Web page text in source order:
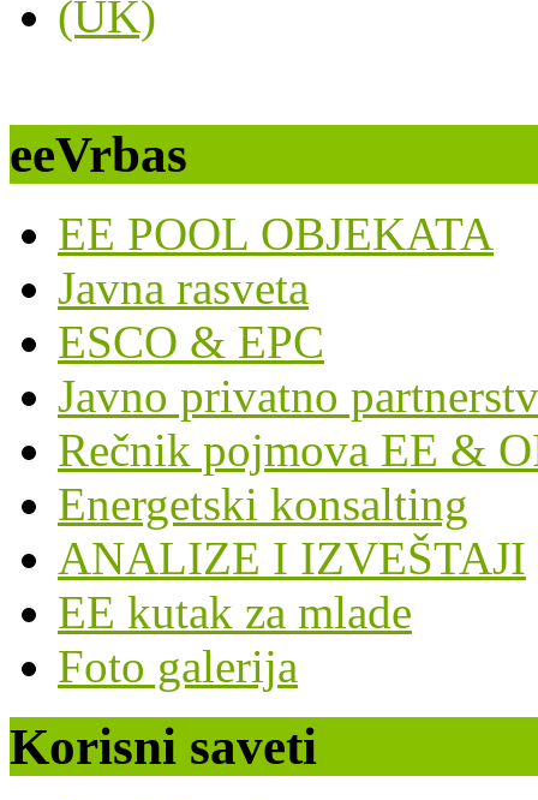
eeVrbas
EE POOL OBJEKATA
Javna rasveta
ESCO & EPC
Javno privatno
Rečnik pojmova EE &
Energetski konsalting
ANALIZE I IZVEŠTAJI
EE kutak za mlade
Foto galerija
Korisni saveti